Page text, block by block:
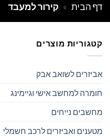
דף הבית » קירור למעבד
קטגוריות מוצרים
אביזרים לשואב אבק
חומרה למחשב אישי וגיימינג
מחשבים נייחים
מטענים ואביזרים לרכב חשמלי